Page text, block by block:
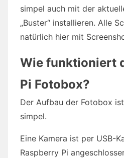
simpel auch mit der
„Buster“ installieren. Alle
natürlich hier mit
Wie funktioniert
Pi Fotobox?
Der Aufbau der Fotobox
simpel.
Eine Kamera ist per USB-
Raspberry Pi